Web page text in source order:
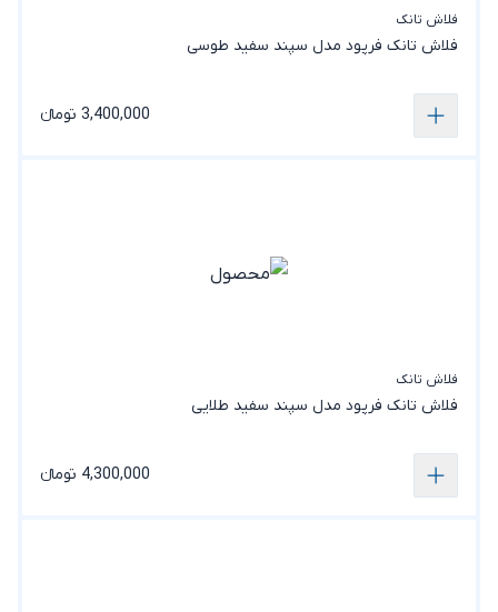
فلاش تانک
فلاش تانک فرپود مدل سپند سفید طوسی
3,400,000 تومانء
فلاش تانک
فلاش تانک فرپود مدل سپند سفید‌ طلایی
4,300,000 تومانء